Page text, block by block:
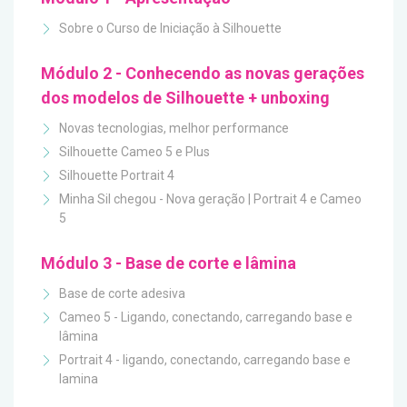
Sobre o Curso de Iniciação à Silhouette
Módulo 2 - Conhecendo as novas gerações
dos modelos de Silhouette + unboxing
Novas tecnologias, melhor performance
Silhouette Cameo 5 e Plus
Silhouette Portrait 4
Minha Sil chegou - Nova geração | Portrait 4 e Cameo
5
Módulo 3 - Base de corte e lâmina
Base de corte adesiva
Cameo 5 - Ligando, conectando, carregando base e
lâmina
Portrait 4 - ligando, conectando, carregando base e
lamina